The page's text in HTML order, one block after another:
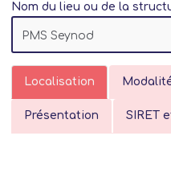
Nom du lieu ou de la
Localisation
Présentation SIRET